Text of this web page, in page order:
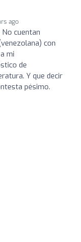
ago
cuentan
con
mi
de
Y que decir
pésimo.